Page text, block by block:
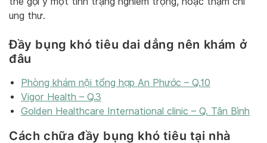
ung thư.
Đầy bụng khó tiêu dai dẳng nên khám ở
đâu
Phòng khám nội tổng hợp An Phước – Q.10
Vigor Health – Q.3
Golden Healthcare International clinic – Q. Tân Bình
Cách chữa đầy bụng khó tiêu tại nhà